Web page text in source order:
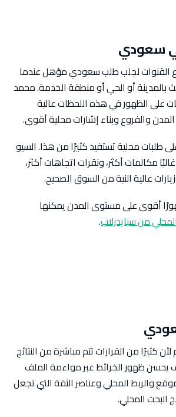
سعودي
القنوات لجلب طلب سعودي مؤهل عندما
بالمدينة أو الحي أو منطقة الخدمة. محمد
على الظهور في هذه اللحظات عالية
والفروع وبناء إشارات محلية أقوى.
طلبات محلية تستفيد كثيرًا من هذا. السيو
مكالمات أكثر، ونقرات اتجاهات أكثر،
عالية النية من السوق الصحيح.
أقوى على مستوى المدن يمكنها
من سبايدرلاب.
كثيرًا من القرارات تتم مباشرة من النتائج
يحسن ظهور الخرائط عبر مواءمة الملف
والربط المحلي وعناصر الثقة التي تجعل
البحث المحلي.